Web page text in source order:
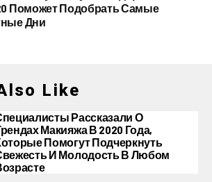
Поможет Подобрать Самые
Дни
Like
Рассказали О
Макияжа В 2020 Года,
Помогут Подчеркнуть
И Молодость В Любом